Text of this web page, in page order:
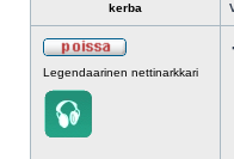
kerba
Legendaarinen nettinarkkari